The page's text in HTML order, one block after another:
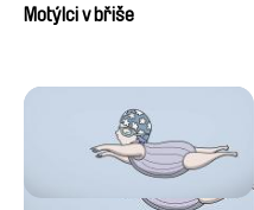
Motýlci v břiše